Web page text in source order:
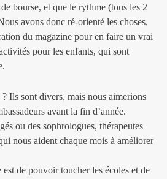
bourse, et que le rythme (tous les 2
avons donc ré-orienté les choses,
du magazine pour en faire un vrai
pour les enfants, qui sont
? Ils sont divers, mais nous aimerions
avant la fin d’année.
ou des sophrologues, thérapeutes
nous aident chaque mois à améliorer
de pouvoir toucher les écoles et de